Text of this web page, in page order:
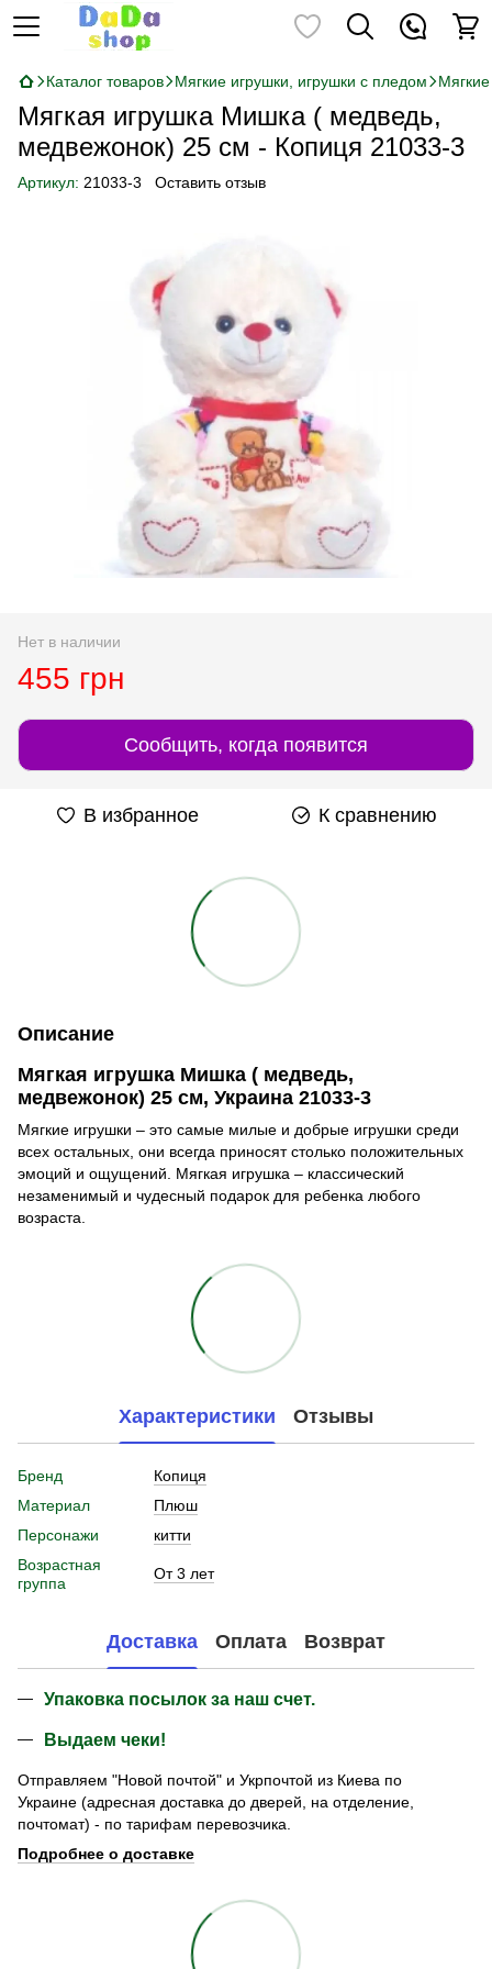
Каталог товаров Мягкие игрушки, игрушки с пледом
Мягкая игрушка Мишка ( медведь,
медвежонок) 25 см - Копиця 21033-3
Артикул: 21033-3 Оставить отзыв
Нет в наличии
455 грн
Сообщить, когда появится
В избранное К сравнению
Описание
Мягкая игрушка Мишка ( медведь,
медвежонок) 25 см, Украина 21033-3
Мягкие игрушки – это самые милые и добрые игрушки среди
всех остальных, они всегда приносят столько положительных
эмоций и ощущений. Мягкая игрушка – классический
незаменимый и чудесный подарок для ребенка любого
возраста.
Характеристики Отзывы
Бренд
Копиця
Материал
Плюш
Персонажи
китти
Возрастная
группа
От 3 лет
Доставка Оплата Возврат
Упаковка посылок за наш счет.
Выдаем чеки!
Отправляем "Новой почтой" и Укрпочтой из Киева по
Украине (адресная доставка до дверей, на отделение,
почтомат) - по тарифам перевозчика.
Подробнее о доставке